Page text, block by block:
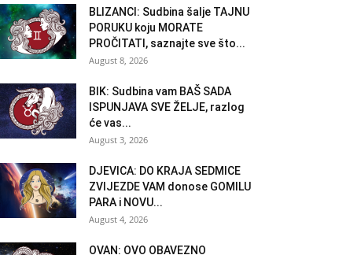
BLIZANCI: Sudbina šalje TAJNU
PORUKU koju MORATE
PROČITATI, saznajte sve što...
August 8, 2026
BIK: Sudbina vam BAŠ SADA
ISPUNJAVA SVE ŽELJE, razlog
će vas...
August 3, 2026
DJEVICA: DO KRAJA SEDMICE
ZVIJEZDE VAM donose GOMILU
PARA i NOVU...
August 4, 2026
OVAN: OVO OBAVEZNO